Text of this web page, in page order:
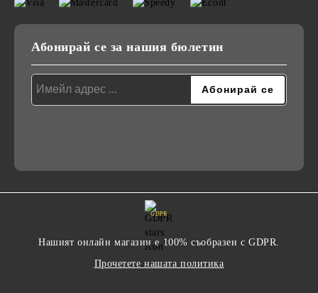
Абонирай се за нашия бюлетин
GDPR
Нашият онлайн магазин е 100% съобразен с GDPR.
Прочетете нашата политика